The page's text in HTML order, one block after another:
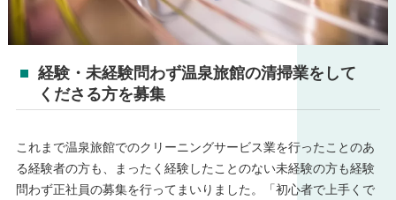
経験・未経験問わず温泉旅館の清掃業をして
くださる方を募集
これまで温泉旅館でのクリーニングサービス業を行ったことのあ
る経験者の方も、まったく経験したことのない未経験の方も経験
問わず正社員の募集を行ってまいりました。「初心者で上手くで